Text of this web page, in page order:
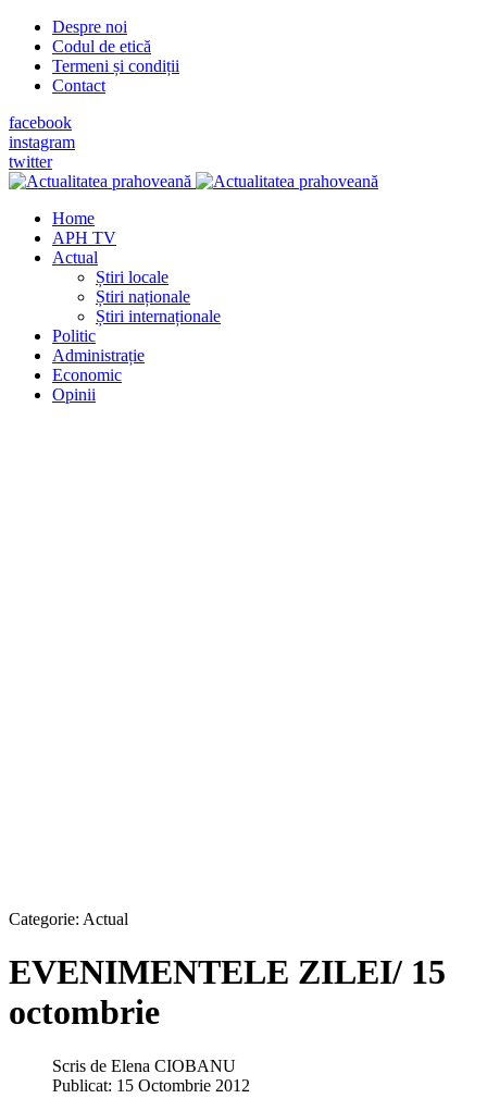
Despre noi
Codul de etică
Termeni și condiții
Contact
facebook
instagram
twitter
Home
APH TV
Actual
Știri locale
Știri naționale
Știri internaționale
Politic
Administrație
Economic
Opinii
Categorie: Actual
EVENIMENTELE ZILEI/ 15
octombrie
Scris de Elena CIOBANU
Publicat: 15 Octombrie 2012